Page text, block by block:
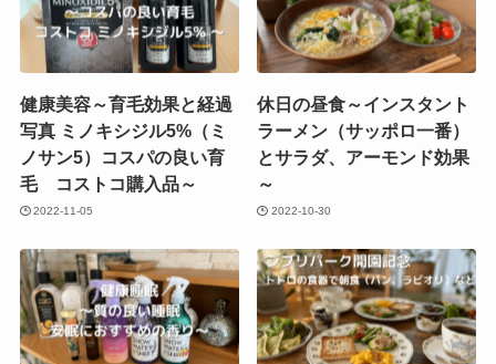
健康美容～育毛効果と経過
写真 ミノキシジル5%（ミ
ノサン5）コスパの良い育
毛 コストコ購入品～
2022-11-05
休日の昼食～インスタント
ラーメン（サッポロ一番）
とサラダ、アーモンド効果
～
2022-10-30